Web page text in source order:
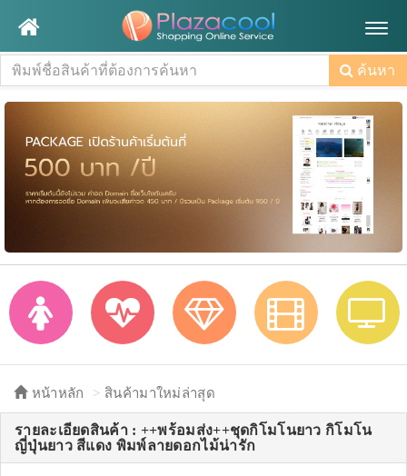
ค้นหา
หน้าหลัก สินค้ามาใหม่ล่าสุด
รายละเอียดสินค้า : ++พร้อมส่ง++ชุดกิโมโนยาว กิโมโน
ญี่ปุ่นยาว สีแดง พิมพ์ลายดอกไม้น่ารัก